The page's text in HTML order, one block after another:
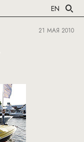
EN
21 МАЯ 2010